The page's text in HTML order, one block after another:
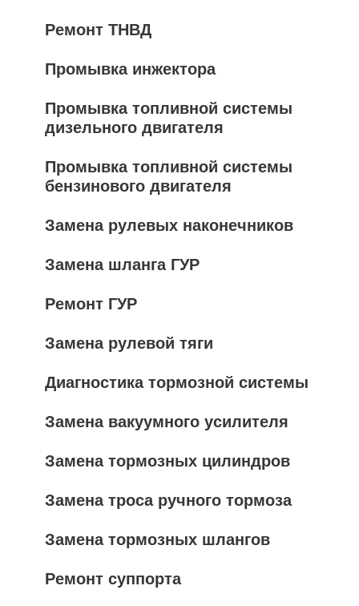
Ремонт ТНВД
Промывка инжектора
Промывка топливной системы
дизельного двигателя
Промывка топливной системы
бензинового двигателя
Замена рулевых наконечников
Замена шланга ГУР
Ремонт ГУР
Замена рулевой тяги
Диагностика тормозной системы
Замена вакуумного усилителя
Замена тормозных цилиндров
Замена троса ручного тормоза
Замена тормозных шлангов
Ремонт суппорта